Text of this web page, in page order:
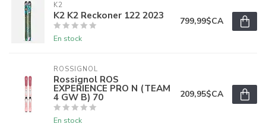
K2
K2 K2 Reckoner 122 2023
En stock
799,99$CA
ROSSIGNOL
Rossignol ROS
EXPERIENCE PRO N (TEAM
4 GW B) 70
En stock
209,95$CA